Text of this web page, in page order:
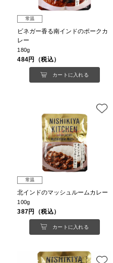
常温
ビネガー香る南インドのポークカ
レー
180g
484円（税込）
カートに入れる
常温
北インドのマッシュルームカレー
100g
387円（税込）
カートに入れる